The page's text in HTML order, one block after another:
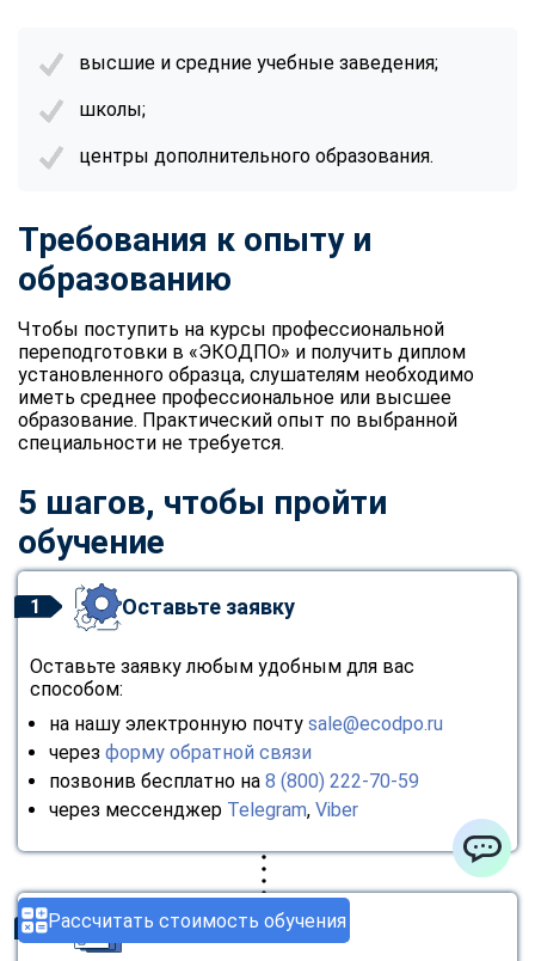
Рассчитать стоимость обучения
высшие и средние учебные заведения;
школы;
центры дополнительного образования.
Требования к опыту и
образованию
Чтобы поступить на курсы профессиональной
переподготовки в «ЭКОДПО» и получить диплом
установленного образца, слушателям необходимо
иметь среднее профессиональное или высшее
образование. Практический опыт по выбранной
специальности не требуется.
5 шагов, чтобы пройти
обучение
1 Оставьте заявку
Оставьте заявку любым удобным для вас
способом:
на нашу электронную почту sale@ecodpo.ru
через форму обратной связи
позвонив бесплатно на 8 (800) 222-70-59
через мессенджер Telegram, Viber
2 Консультация